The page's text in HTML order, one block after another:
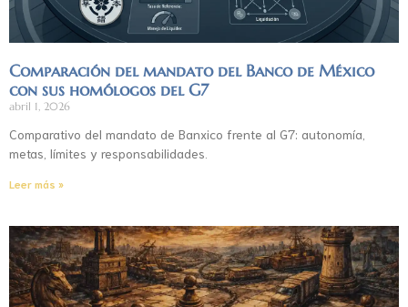
Comparación del mandato del Banco de México
con sus homólogos del G7
abril 1, 2026
Comparativo del mandato de Banxico frente al G7: autonomía,
metas, límites y responsabilidades.
Leer más »